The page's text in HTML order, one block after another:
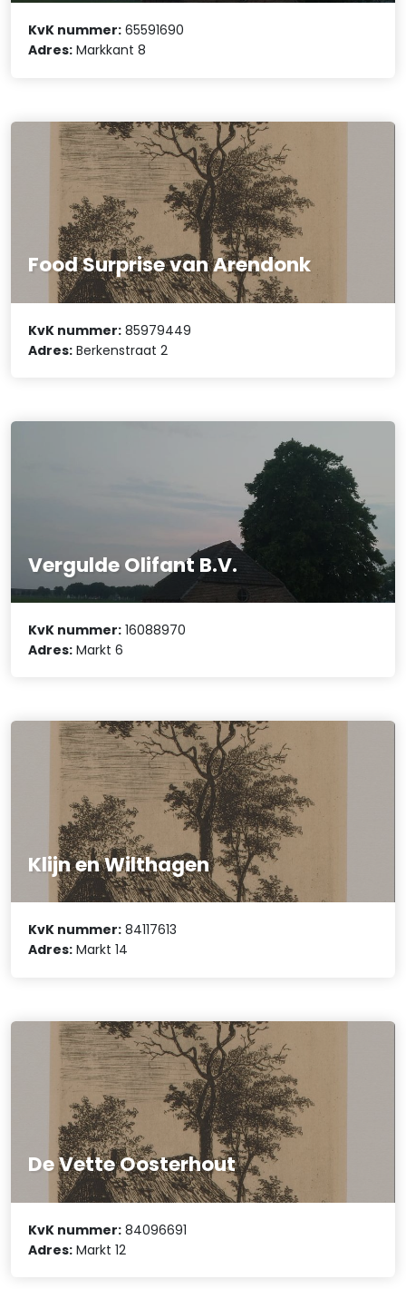
KvK nummer: 65591690
Adres: Markkant 8
Food Surprise van Arendonk
KvK nummer: 85979449
Adres: Berkenstraat 2
Vergulde Olifant B.V.
KvK nummer: 16088970
Adres: Markt 6
Klijn en Wilthagen
KvK nummer: 84117613
Adres: Markt 14
De Vette Oosterhout
KvK nummer: 84096691
Adres: Markt 12